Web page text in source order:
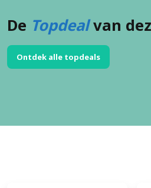
De Topdealvan
Ontdek alle topdeals